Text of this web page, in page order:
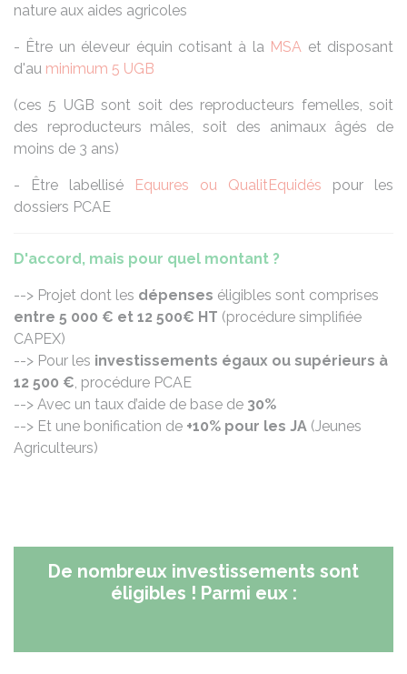
nature aux aides agricoles
- Être un éleveur équin cotisant à la MSA et disposant
d'au minimum 5 UGB
(ces 5 UGB sont soit des reproducteurs femelles, soit
des reproducteurs mâles, soit des animaux âgés de
moins de 3 ans)
- Être labellisé Equures ou QualitEquidés pour les
dossiers PCAE
D'accord, mais pour quel montant ?
--> Projet dont les dépenses éligibles sont comprises
entre 5 000 € et 12 500€ HT (procédure simplifiée
CAPEX)
--> Pour les investissements égaux ou supérieurs à
12 500 € , procédure PCAE
--> Avec un taux d’aide de base de 30%
--> Et une bonification de +10% pour les JA (Jeunes
Agriculteurs)
De nombreux investissements sont
éligibles ! Parmi eux :